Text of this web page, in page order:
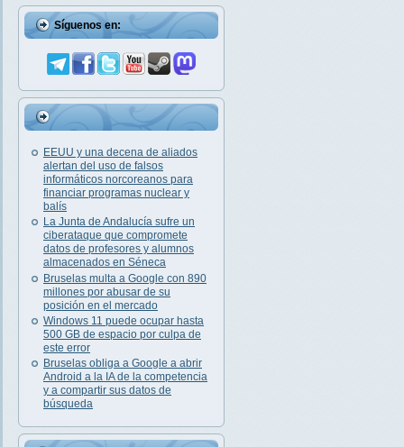
Síguenos en:
EEUU y una decena de aliados
alertan del uso de falsos
informáticos norcoreanos para
financiar programas nuclear y
balís
La Junta de Andalucía sufre un
ciberataque que compromete
datos de profesores y alumnos
almacenados en Séneca
Bruselas multa a Google con 890
millones por abusar de su
posición en el mercado
Windows 11 puede ocupar hasta
500 GB de espacio por culpa de
este error
Bruselas obliga a Google a abrir
Android a la IA de la competencia
y a compartir sus datos de
búsqueda